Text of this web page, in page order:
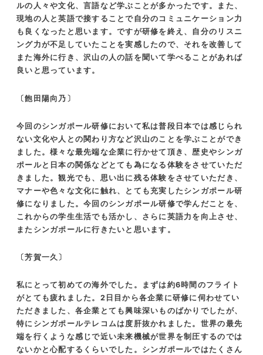
ルの人々や文化、言語など学ぶことが多かったです。また、
現地の人と英語で接することで自分のコミュニケーション力
も良くなったと思います。ですが研修を終え、自分のリスニ
ング力が不足していたことを実感したので、それを改善して
また海外に行き、沢山の人の話を聞いて学べることがあれば
良いと思っています。
〔飽田陽向乃〕
今回のシンガポール研修において私は普段日本では感じられ
ない文化や人との関わり方など沢山のことを学ぶことができ
ました。様々な最先端な企業に行かせて頂き、歴史やシンガ
ポールと日本の関係などとても為になる体験をさせていただ
きました。観光でも、思い出に残る体験をさせていただき、
マナーや色々な文化に触れ、とても充実したシンガポール研
修になりました。今回のシンガポール研修で学んだことを、
これからの学生生活でも活かし、さらに英語力を向上させ、
またシンガポールに行きたいと思います。
〔芳賀一久〕
私にとって初めての海外でした。まずは約6時間のフライト
がとても疲れました。2日目から各企業に研修に伺わせてい
ただきました、各企業とても興味深いものばかりでしたが、
特にシンガポールテレコムは度肝抜かれました。世界の最先
端を行くような感じで近い未来機械が世界を制圧するのでは
ないかと心配するくらいでした。シンガポールではたくさん